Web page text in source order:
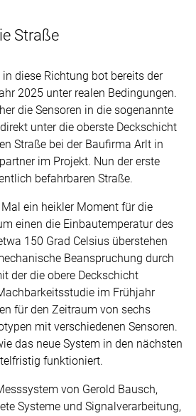
Straße
diese Richtung bot bereits der
2025 unter realen Bedingungen.
die Sensoren in die sogenannte
unter die oberste Deckschicht
Straße bei der Baufirma Arlt in
im Projekt. Nun der erste
befahrbaren Straße.
ein heikler Moment für die
einen die Einbautemperatur des
150 Grad Celsius überstehen
Beanspruchung durch
der die obere Deckschicht
im Frühjahr
für den Zeitraum von sechs
mit verschiedenen Sensoren.
das neue System in den nächsten
funktioniert.
von Gerold Bausch,
Systeme und Signalverarbeitung,